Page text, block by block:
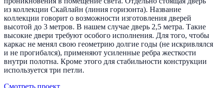
из коллекции Скайлайн (линия горизонта). Название
коллекции говорит о возможности изготовления дверей
высотой до 3 метров. В нашем случае дверь 2,5 метра. Такие
высокие двери требуют особого исполнения. Для того, чтобы
каркас не менял свою геометрию долгие годы (не искривлялся
и не прогибался), применяют усиленные ребра жесткости
внутри полотна. Кроме этого для стабильности конструкции
используется три петли.